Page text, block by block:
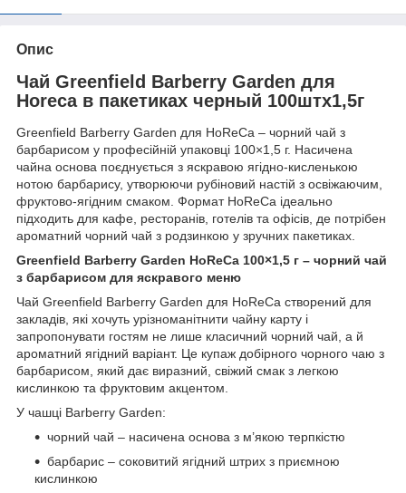
Опис
Чай Greenfield Barberry Garden для
Horeсa в пакетиках черный 100штх1,5г
Greenfield Barberry Garden для HoReCa – чорний чай з
барбарисом у професійній упаковці 100×1,5 г. Насичена
чайна основа поєднується з яскравою ягідно-кисленькою
нотою барбарису, утворюючи рубіновий настій з освіжаючим,
фруктово-ягідним смаком. Формат HoReCa ідеально
підходить для кафе, ресторанів, готелів та офісів, де потрібен
ароматний чорний чай з родзинкою у зручних пакетиках.
Greenfield Barberry Garden HoReCa 100×1,5 г – чорний чай
з барбарисом для яскравого меню
Чай Greenfield Barberry Garden для HoReCa створений для
закладів, які хочуть урізноманітнити чайну карту і
запропонувати гостям не лише класичний чорний чай, а й
ароматний ягідний варіант. Це купаж добірного чорного чаю з
барбарисом, який дає виразний, свіжий смак з легкою
кислинкою та фруктовим акцентом.
У чашці Barberry Garden:
чорний чай – насичена основа з м’якою терпкістю
барбарис – соковитий ягідний штрих з приємною
кислинкою